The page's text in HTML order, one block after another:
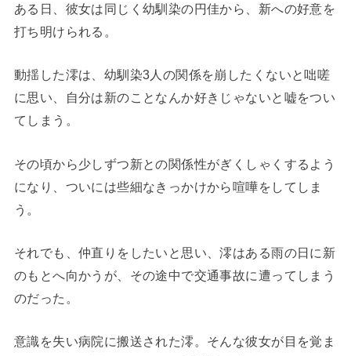
ある日、彼女は同じく幼馴染の円佳から、新への好意を
打ち明けられる。
動揺した澪は、幼馴染3人の関係を崩したくないと咄嗟
に思い、自分は新のことなんか好きじゃないと嘘をつい
てしまう。
その頃から少しずつ新との関係性がぎくしゃくするよう
になり、ついには些細なきっかけから喧嘩をしてしま
う。
それでも、仲直りをしたいと思い、澪はある雨の日に新
のもとへ向かうが、その途中で交通事故に遭ってしまう
のだった。
意識を失い病院に搬送された澪。そんな彼女が目を覚ま